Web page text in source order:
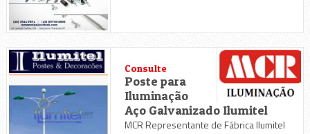
Consulte
Poste para
Iluminação
Aço Galvanizado Ilumitel
MCR Representante de Fábrica Ilumitel